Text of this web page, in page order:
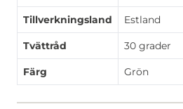
Tillverkningsland Estland
Tvättråd 30 grader
Färg Grön